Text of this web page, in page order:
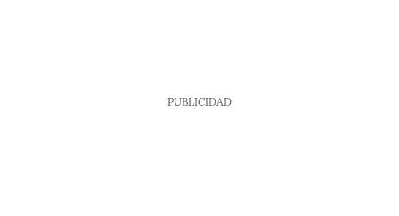
PUBLICIDAD